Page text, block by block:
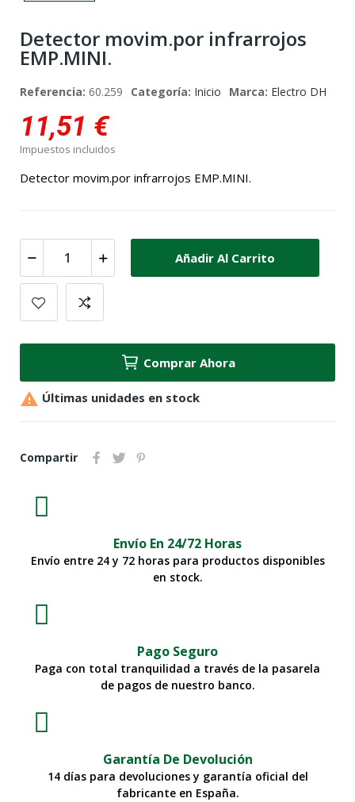
Detector movim.por infrarrojos
EMP.MINI.
Referencia: 60.259 Categoría: Inicio Marca: Electro DH
11,51 €
Impuestos incluidos
Detector movim.por infrarrojos EMP.MINI.
Añadir Al Carrito
Comprar Ahora
 Últimas unidades en stock
Compartir
Envío En 24/72 Horas
Envío entre 24 y 72 horas para productos disponibles
en stock.
Pago Seguro
Paga con total tranquilidad a través de la pasarela
de pagos de nuestro banco.
Garantía De Devolución
14 días para devoluciones y garantía oficial del
fabricante en España.